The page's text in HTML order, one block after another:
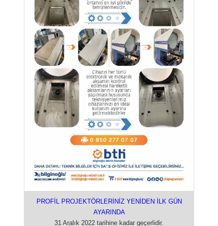
PROFİL PROJEKTÖRLERİNİZ YENİDEN İLK GÜN
AYARINDA
31 Aralık 2022 tarihine kadar geçerlidir.